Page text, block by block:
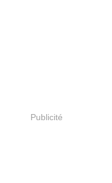
Publicité